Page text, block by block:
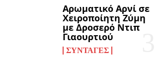
Αρωματικό Αρνί σε
Χειροποίητη Ζύμη
με Δροσερό Ντιπ
Γιαουρτιού
ΣΥΝΤΑΓΈΣ